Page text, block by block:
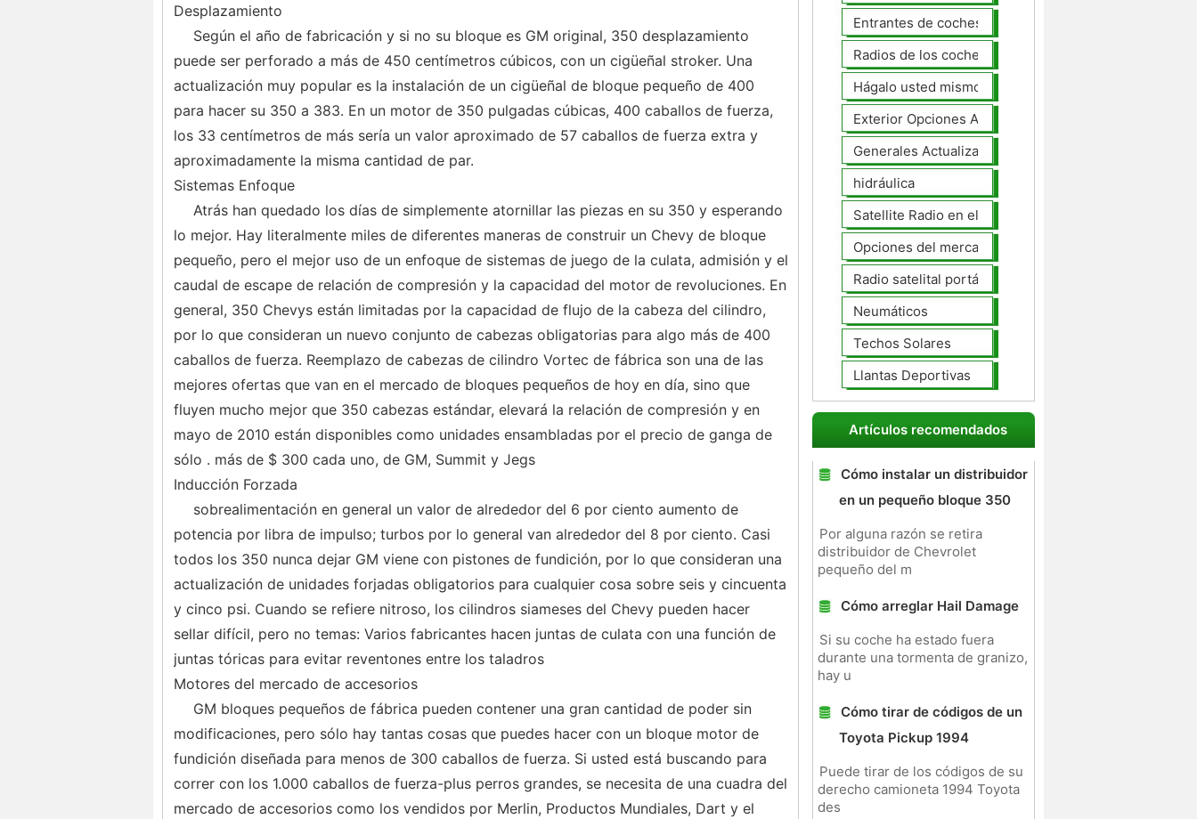
Desplazamiento
Según el año de fabricación y si no su bloque es GM original, 350 desplazamiento
puede ser perforado a más de 450 centímetros cúbicos, con un cigüeñal stroker. Una
actualización muy popular es la instalación de un cigüeñal de bloque pequeño de 400
para hacer su 350 a 383. En un motor de 350 pulgadas cúbicas, 400 caballos de fuerza,
los 33 centímetros de más sería un valor aproximado de 57 caballos de fuerza extra y
aproximadamente la misma cantidad de par.
Sistemas Enfoque
Atrás han quedado los días de simplemente atornillar las piezas en su 350 y esperando
lo mejor. Hay literalmente miles de diferentes maneras de construir un Chevy de bloque
pequeño, pero el mejor uso de un enfoque de sistemas de juego de la culata, admisión y el
caudal de escape de relación de compresión y la capacidad del motor de revoluciones. En
general, 350 Chevys están limitadas por la capacidad de flujo de la cabeza del cilindro,
por lo que consideran un nuevo conjunto de cabezas obligatorias para algo más de 400
caballos de fuerza. Reemplazo de cabezas de cilindro Vortec de fábrica son una de las
mejores ofertas que van en el mercado de bloques pequeños de hoy en día, sino que
fluyen mucho mejor que 350 cabezas estándar, elevará la relación de compresión y en
mayo de 2010 están disponibles como unidades ensambladas por el precio de ganga de
sólo . más de $ 300 cada uno, de GM, Summit y Jegs
Inducción Forzada
sobrealimentación en general un valor de alrededor del 6 por ciento aumento de
potencia por libra de impulso; turbos por lo general van alrededor del 8 por ciento. Casi
todos los 350 nunca dejar GM viene con pistones de fundición, por lo que consideran una
actualización de unidades forjadas obligatorios para cualquier cosa sobre seis y cincuenta
y cinco psi. Cuando se refiere nitroso, los cilindros siameses del Chevy pueden hacer
sellar difícil, pero no temas: Varios fabricantes hacen juntas de culata con una función de
juntas tóricas para evitar reventones entre los taladros
Motores del mercado de accesorios
GM bloques pequeños de fábrica pueden contener una gran cantidad de poder sin
modificaciones, pero sólo hay tantas cosas que puedes hacer con un bloque motor de
fundición diseñada para menos de 300 caballos de fuerza. Si usted está buscando para
correr con los 1.000 caballos de fuerza-plus perros grandes, se necesita de una cuadra del
mercado de accesorios como los vendidos por Merlin, Productos Mundiales, Dart y el
Entrantes de coches
Radios de los coches
Hágalo usted mismo Mejoras Auto
Exterior Opciones Aftermarket
Generales Actualizaciones Auto
hidráulica
Satellite Radio en el tablero
Opciones del mercado de accesorios del interior
Radio satelital portátil
Neumáticos
Techos Solares
Llantas Deportivas
Artículos recomendados
Cómo instalar un distribuidor
en un pequeño bloque 350
Por alguna razón se retira
distribuidor de Chevrolet
pequeño del m
Cómo arreglar Hail Damage
Si su coche ha estado fuera
durante una tormenta de granizo,
hay u
Cómo tirar de códigos de un
Toyota Pickup 1994
Puede tirar de los códigos de su
derecho camioneta 1994 Toyota
des